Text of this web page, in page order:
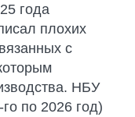
года
плохих
с
НБУ
по 2026 год)